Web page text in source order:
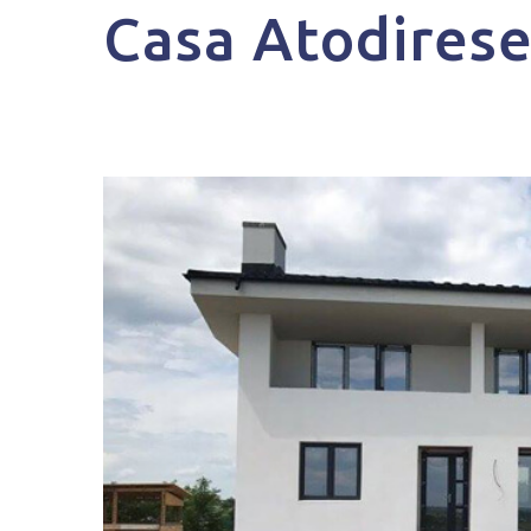
Casa